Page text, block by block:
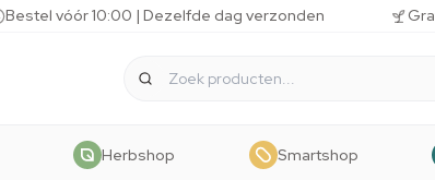
Bestel vóór 10:00 | Dezelfde dag verzonden
Herbshop Smartshop